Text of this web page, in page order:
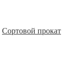
Сортовой прокат